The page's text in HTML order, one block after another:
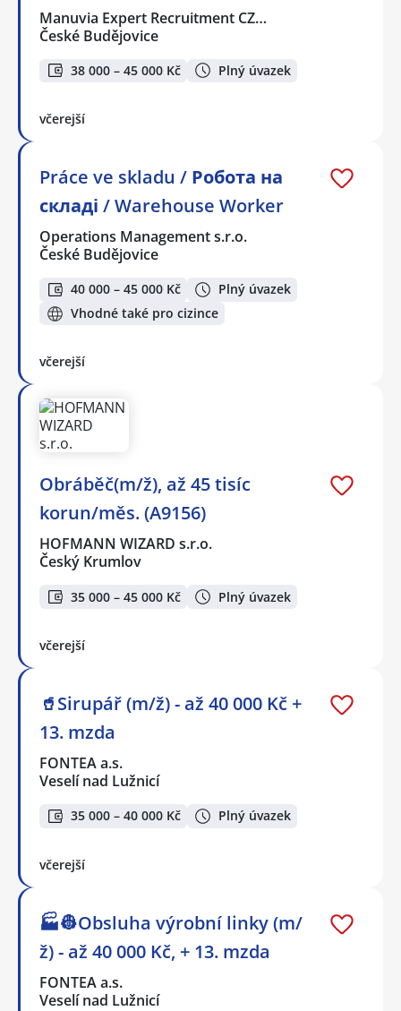
Manuvia Expert Recruitment CZ…
České Budějovice
38 000 – 45 000 Kč Plný úvazek
včerejší
Práce ve skladu / Робота на
складі / Warehouse Worker
Operations Management s.r.o.
České Budějovice
40 000 – 45 000 Kč
Plný úvazek
Vhodné také pro cizince
včerejší
Obráběč(m/ž), až 45 tisíc
korun/měs. (A9156)
HOFMANN WIZARD s.r.o.
Český Krumlov
35 000 – 45 000 Kč Plný úvazek
včerejší
🥤Sirupář (m/ž) - až 40 000 Kč +
13. mzda
FONTEA a.s.
Veselí nad Lužnicí
35 000 – 40 000 Kč Plný úvazek
včerejší
🏭👷Obsluha výrobní linky (m/
ž) - až 40 000 Kč, + 13. mzda
FONTEA a.s.
Veselí nad Lužnicí